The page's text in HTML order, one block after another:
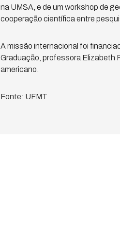
na UMSA, e de um workshop de
cooperação científica entre
A missão internacional foi
Graduação, professora Elizabeth
americano.
Fonte: UFMT